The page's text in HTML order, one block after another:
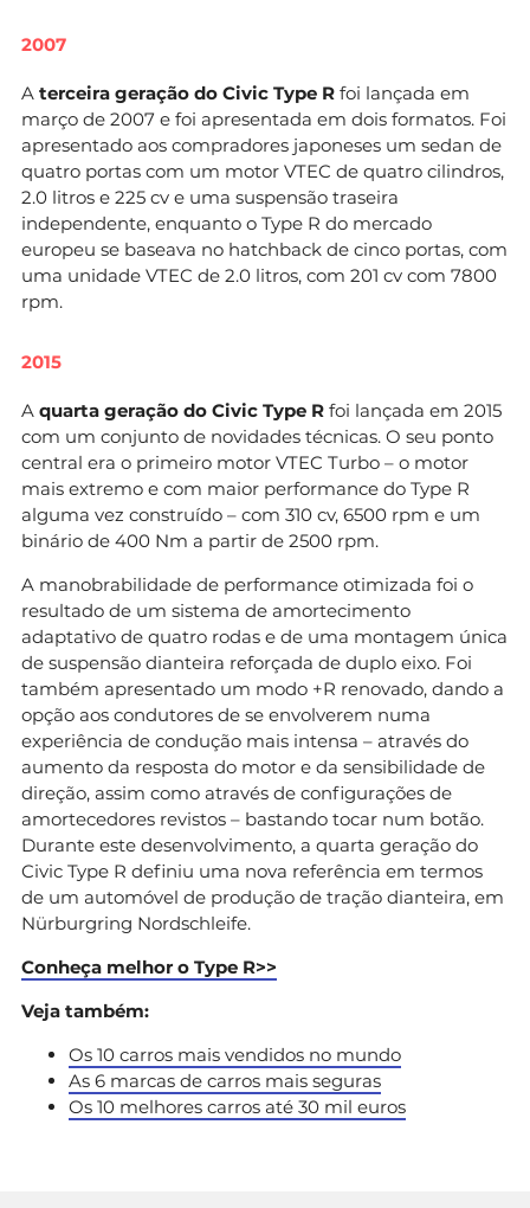
2007
A terceira geração do Civic Type R foi lançada em
março de 2007 e foi apresentada em dois formatos. Foi
apresentado aos compradores japoneses um sedan de
quatro portas com um motor VTEC de quatro cilindros,
2.0 litros e 225 cv e uma suspensão traseira
independente, enquanto o Type R do mercado
europeu se baseava no hatchback de cinco portas, com
uma unidade VTEC de 2.0 litros, com 201 cv com 7800
rpm.
2015
A quarta geração do Civic Type R foi lançada em 2015
com um conjunto de novidades técnicas. O seu ponto
central era o primeiro motor VTEC Turbo – o motor
mais extremo e com maior performance do Type R
alguma vez construído – com 310 cv, 6500 rpm e um
binário de 400 Nm a partir de 2500 rpm.
A manobrabilidade de performance otimizada foi o
resultado de um sistema de amortecimento
adaptativo de quatro rodas e de uma montagem única
de suspensão dianteira reforçada de duplo eixo. Foi
também apresentado um modo +R renovado, dando a
opção aos condutores de se envolverem numa
experiência de condução mais intensa – através do
aumento da resposta do motor e da sensibilidade de
direção, assim como através de configurações de
amortecedores revistos – bastando tocar num botão.
Durante este desenvolvimento, a quarta geração do
Civic Type R definiu uma nova referência em termos
de um automóvel de produção de tração dianteira, em
Nürburgring Nordschleife.
Conheça melhor o Type R>>
Veja também:
Os 10 carros mais vendidos no mundo
As 6 marcas de carros mais seguras
Os 10 melhores carros até 30 mil euros